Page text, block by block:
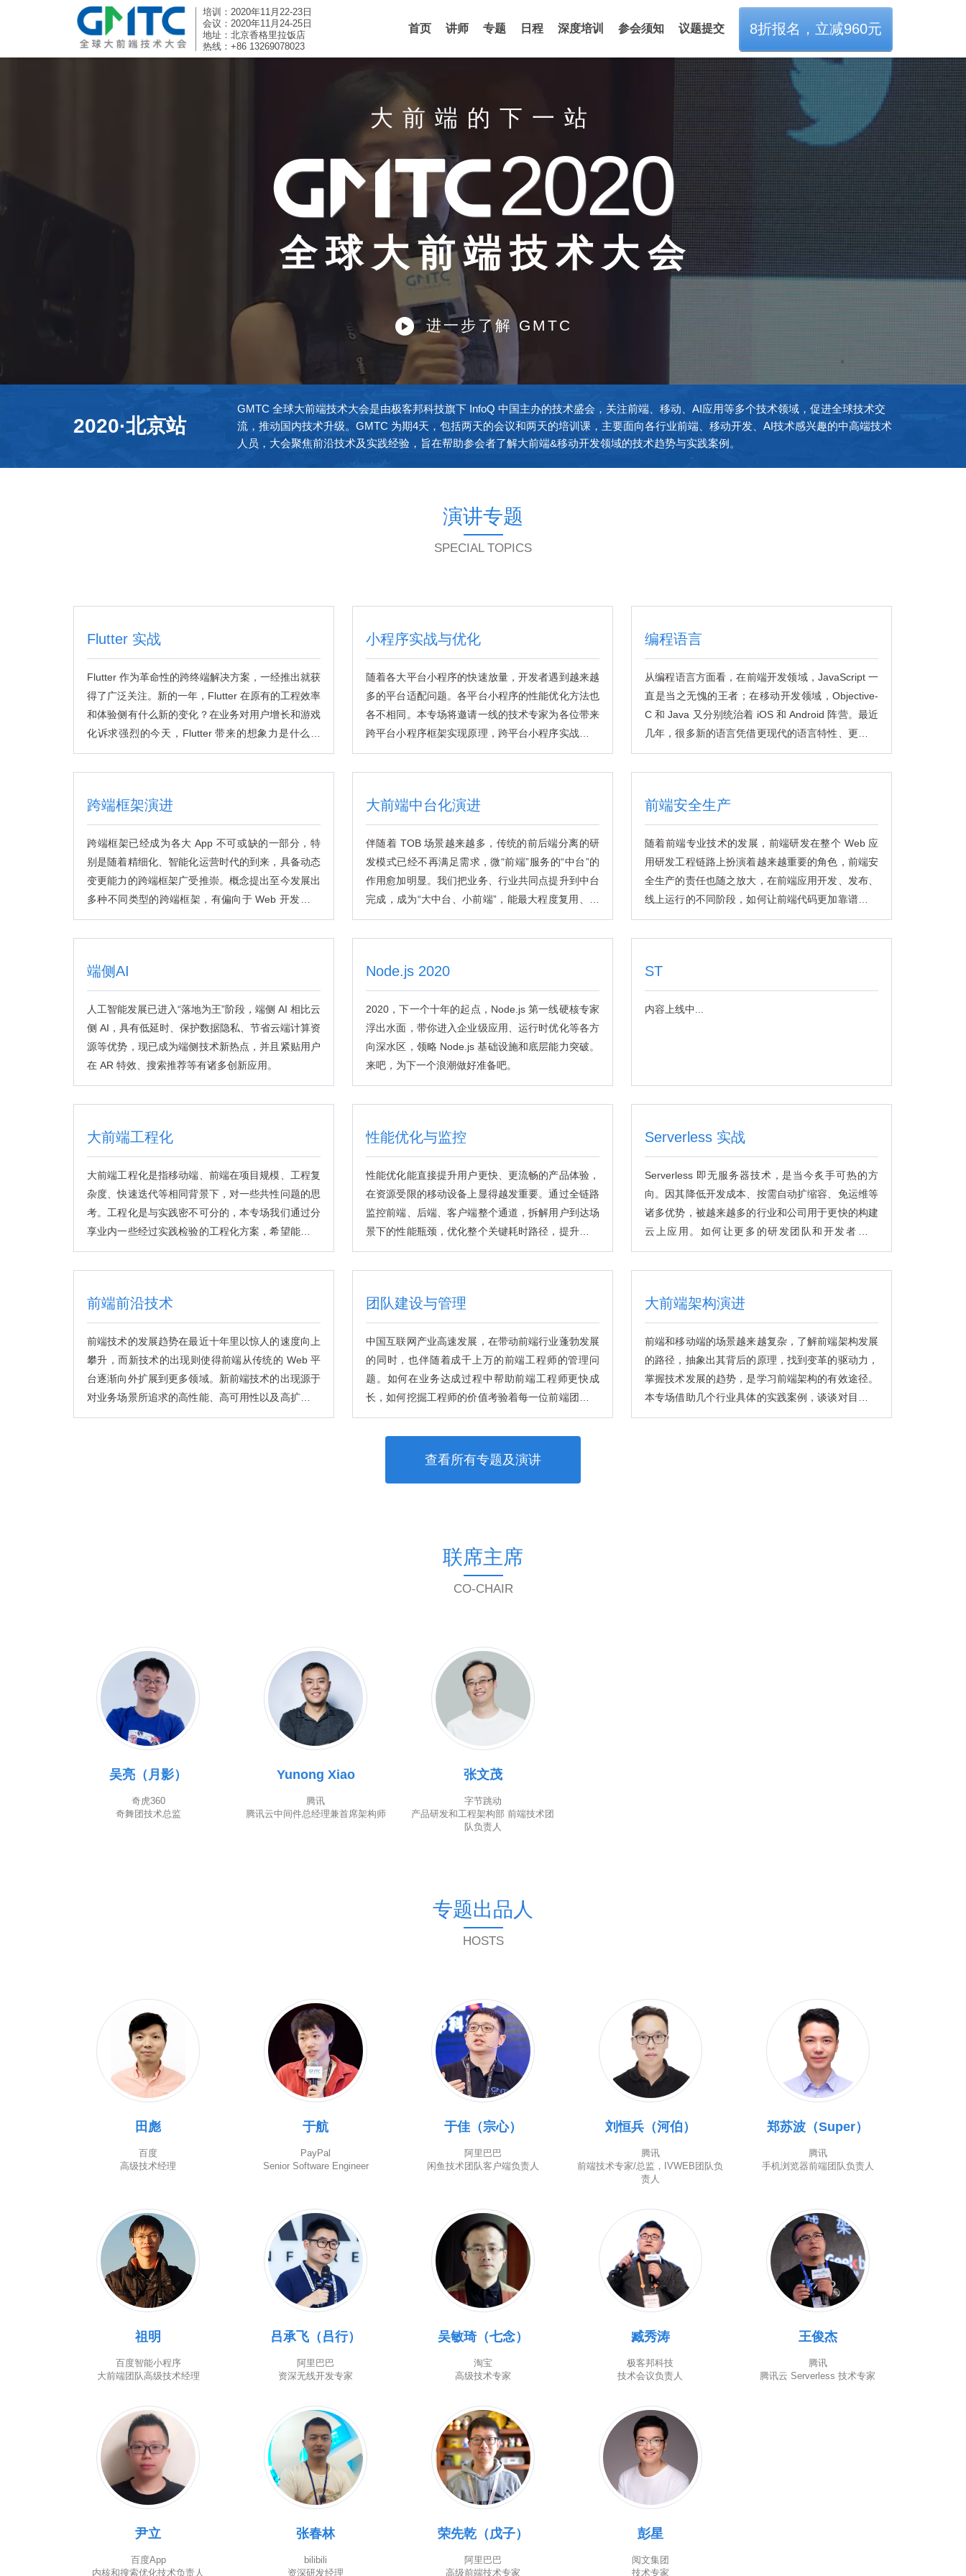
培训：2020年11月22-23日
会议：2020年11月24-25日
地址：北京香格里拉饭店
热线：+86 13269078023
首页 讲师 专题 日程 深度培训 参会须知 议题提交 8折报名，立减960元
大前端的下一站
2020
全球大前端技术大会
 进一步了解 GMTC
2020·北京站
GMTC 全球大前端技术大会是由极客邦科技旗下 InfoQ 中国主办的技术盛会，关注前端、移动、AI应用等多个技术领域，促进全球技术交
流，推动国内技术升级。GMTC 为期4天，包括两天的会议和两天的培训课，主要面向各行业前端、移动开发、AI技术感兴趣的中高端技术
人员，大会聚焦前沿技术及实践经验，旨在帮助参会者了解大前端&移动开发领域的技术趋势与实践案例。
演讲专题
SPECIAL TOPICS
Flutter 实战
Flutter 作为革命性的跨终端解决方案，一经推出就获
得了广泛关注。新的一年，Flutter 在原有的工程效率
和体验侧有什么新的变化？在业务对用户增长和游戏
化诉求强烈的今天，Flutter 带来的想象力是什么？
Flutter 未来的机会和挑战是什么？
小程序实战与优化
随着各大平台小程序的快速放量，开发者遇到越来越
多的平台适配问题。各平台小程序的性能优化方法也
各不相同。本专场将邀请一线的技术专家为各位带来
跨平台小程序框架实现原理，跨平台小程序实战中的
一些挑战，以及小程序性能优化的实践案例等等。
编程语言
从编程语言方面看，在前端开发领域，JavaScript 一
直是当之无愧的王者；在移动开发领域，Objective-
C 和 Java 又分别统治着 iOS 和 Android 阵营。最近
几年，很多新的语言凭借更现代的语言特性、更高的
开发效率，以及背后大厂的支持，应用也越来越广
泛。
跨端框架演进
跨端框架已经成为各大 App 不可或缺的一部分，特
别是随着精细化、智能化运营时代的到来，具备动态
变更能力的跨端框架广受推崇。概念提出至今发展出
多种不同类型的跨端框架，有偏向于 Web 开发者也
有偏向于终端开发者的，有偏向性能也有偏向开发效
率的，那究竟跨端框架的未来发展方向是什么？
大前端中台化演进
伴随着 TOB 场景越来越多，传统的前后端分离的研
发模式已经不再满足需求，微“前端”服务的“中台”的
作用愈加明显。我们把业务、行业共同点提升到中台
完成，成为“大中台、小前端”，能最大程度复用、解
耦业务、满足业务敏捷扩展。
前端安全生产
随着前端专业技术的发展，前端研发在整个 Web 应
用研发工程链路上扮演着越来越重要的角色，前端安
全生产的责任也随之放大，在前端应用开发、发布、
线上运行的不同阶段，如何让前端代码更加靠谱，不
带着问题发布，即便线上发现故障后也能及时止血？
端侧AI
人工智能发展已进入“落地为王”阶段，端侧 AI 相比云
侧 AI，具有低延时、保护数据隐私、节省云端计算资
源等优势，现已成为端侧技术新热点，并且紧贴用户
在 AR 特效、搜索推荐等有诸多创新应用。
Node.js 2020
2020，下一个十年的起点，Node.js 第一线硬核专家
浮出水面，带你进入企业级应用、运行时优化等各方
向深水区，领略 Node.js 基础设施和底层能力突破。
来吧，为下一个浪潮做好准备吧。
ST
内容上线中...
大前端工程化
大前端工程化是指移动端、前端在项目规模、工程复
杂度、快速迭代等相同背景下，对一些共性问题的思
考。工程化是与实践密不可分的，本专场我们通过分
享业内一些经过实践检验的工程化方案，希望能够为
大家提供借鉴和帮助。
性能优化与监控
性能优化能直接提升用户更快、更流畅的产品体验，
在资源受限的移动设备上显得越发重要。通过全链路
监控前端、后端、客户端整个通道，拆解用户到达场
景下的性能瓶颈，优化整个关键耗时路径，提升产品
服务稳定性和速度。
Serverless 实战
Serverless 即无服务器技术，是当今炙手可热的方
向。因其降低开发成本、按需自动扩缩容、免运维等
诸多优势，被越来越多的行业和公司用于更快的构建
云上应用。如何让更多的研发团队和开发者，将
Serverless 与自身业务相结合，进行技术升级 ？
前端前沿技术
前端技术的发展趋势在最近十年里以惊人的速度向上
攀升，而新技术的出现则使得前端从传统的 Web 平
台逐渐向外扩展到更多领域。新前端技术的出现源于
对业务场景所追求的高性能、高可用性以及高扩展性
等多个方面。
团队建设与管理
中国互联网产业高速发展，在带动前端行业蓬勃发展
的同时，也伴随着成千上万的前端工程师的管理问
题。如何在业务达成过程中帮助前端工程师更快成
长，如何挖掘工程师的价值考验着每一位前端团队管
理者。
大前端架构演进
前端和移动端的场景越来越复杂，了解前端架构发展
的路径，抽象出其背后的原理，找到变革的驱动力，
掌握技术发展的趋势，是学习前端架构的有效途径。
本专场借助几个行业具体的实践案例，谈谈对目前大
前端发展趋势和架构演进的理解和展望。
查看所有专题及演讲
联席主席
CO-CHAIR
吴亮（月影）
奇虎360
奇舞团技术总监
Yunong Xiao
腾讯
腾讯云中间件总经理兼首席架构师
张文茂
字节跳动
产品研发和工程架构部 前端技术团
队负责人
专题出品人
HOSTS
田彪
百度
高级技术经理
于航
PayPal
Senior Software Engineer
于佳（宗心）
阿里巴巴
闲鱼技术团队客户端负责人
刘恒兵（河伯）
腾讯
前端技术专家/总监，IVWEB团队负
责人
郑苏波（Super）
腾讯
手机浏览器前端团队负责人
祖明
百度智能小程序
大前端团队高级技术经理
吕承飞（吕行）
阿里巴巴
资深无线开发专家
吴敏琦（七念）
淘宝
高级技术专家
臧秀涛
极客邦科技
技术会议负责人
王俊杰
腾讯
腾讯云 Serverless 技术专家
尹立
百度App
内核和搜索优化技术负责人
张春林
bilibili
资深研发经理
荣先乾（戊子）
阿里巴巴
高级前端技术专家
彭星
阅文集团
技术专家